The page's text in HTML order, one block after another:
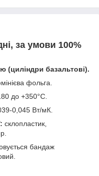
за умови 100%
(циліндри базальтові).
фольга.
до +350°С.
0,045 Вт/мК.
склопластик,
бандаж